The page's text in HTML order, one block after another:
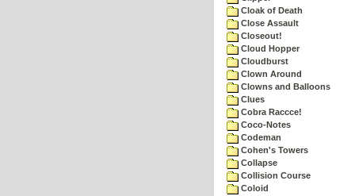
Cloak of Death
Close Assault
Closeout!
Cloud Hopper
Cloudburst
Clown Around
Clowns and Balloons
Clues
Cobra Raccce!
Coco-Notes
Codeman
Cohen's Towers
Collapse
Collision Course
Coloid